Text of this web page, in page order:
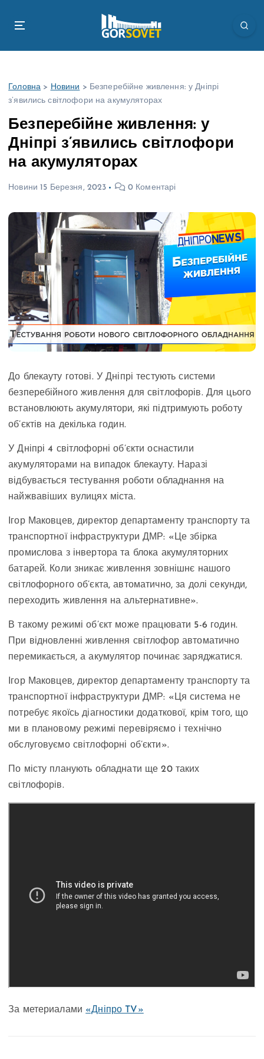
Головна > Новини > Безперебійне живлення: у Дніпрі
з’явились світлофори на акумуляторах
Безперебійне живлення: у
Дніпрі з’явились світлофори
на акумуляторах
Новини 15 Березня, 2023 0 Коментарі
До блекауту готові. У Дніпрі тестують системи
безперебійного живлення для світлофорів. Для цього
встановлюють акумулятори, які підтримують роботу
об’єктів на декілька годин.
У Дніпрі 4 світлофорні об’єкти оснастили
акумуляторами на випадок блекауту. Наразі
відбувається тестування роботи обладнання на
найжвавіших вулицях міста.
Ігор Маковцев, директор департаменту транспорту та
транспортної інфраструктури ДМР: «Це збірка
промислова з інвертора та блока акумуляторних
батарей. Коли зникає живлення зовнішнє нашого
світлофорного об’єкта, автоматично, за долі секунди,
переходить живлення на альтернативне».
В такому режимі об’єкт може працювати 5-6 годин.
При відновленні живлення світлофор автоматично
перемикається, а акумулятор починає заряджатися.
Ігор Маковцев, директор департаменту транспорту та
транспортної інфраструктури ДМР: «Ця система не
потребує якоїсь діагностики додаткової, крім того, що
ми в плановому режимі перевіряємо і технічно
обслуговуємо світлофорні об’єкти».
По місту планують обладнати ще 20 таких
світлофорів.
За метериалами «Дніпро TV»